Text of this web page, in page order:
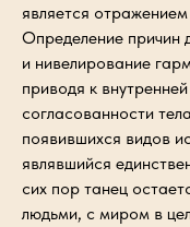
является
Определение причин
и нивелирование
приводя к
согласованности
появившихся видов
являвшийся
сих пор танец
людьми, с миром в